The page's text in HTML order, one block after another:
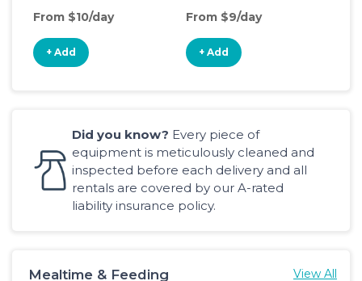
From $10/day
+ Add
From $9/day
+ Add
Did you know? Every piece of
equipment is meticulously cleaned and
inspected before each delivery and all
rentals are covered by our A-rated
liability insurance policy.
Mealtime & Feeding View All